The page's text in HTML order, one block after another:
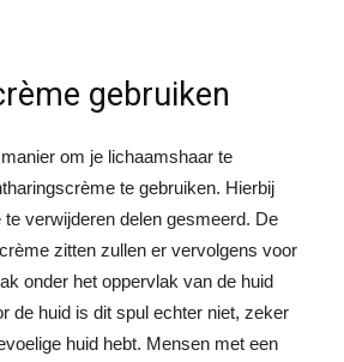
gebruiken
om je lichaamshaar te
te gebruiken. Hierbij
verwijderen delen gesmeerd. De
zitten zullen er vervolgens voor
onder het oppervlak van de huid
de huid is dit spul echter niet, zeker
huid hebt. Mensen met een